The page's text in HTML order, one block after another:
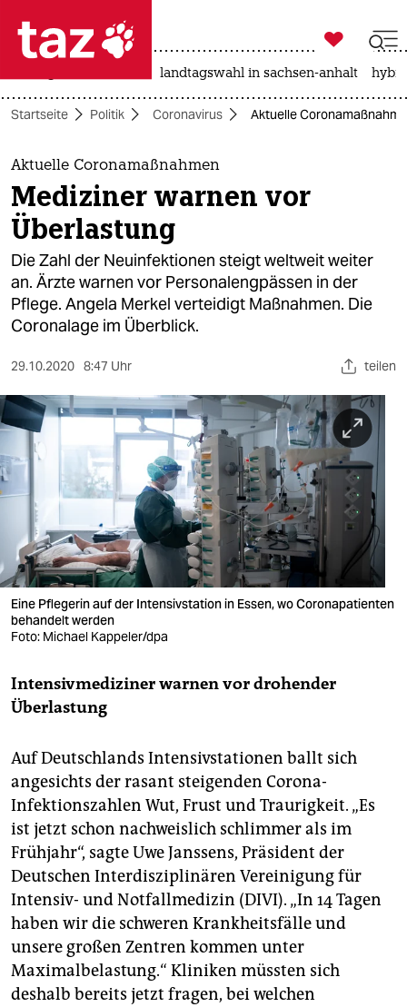
 taz zahl ich
taz zahl ich
themen
politik
öko
gesellschaft
kultur
sport
berlin
nord
wahrheit
verlag
verlag
veranstaltungen
shop
fragen & hilfe
unterstützen
abo
genossenschaft
epaper login

taz zahl ich
landtagswahl in sachsen-anhalt
Startseite Politik Coronavirus Aktuelle
Aktuelle Coronamaßnahmen
Mediziner warnen vor
Überlastung
Die Zahl der Neuinfektionen steigt weltweit weiter
an. Ärzte warnen vor Personalengpässen in der
Pflege. Angela Merkel verteidigt Maßnahmen. Die
Coronalage im Überblick.
29.10.2020 8:47 Uhr teilen
Eine Pflegerin auf der Intensivstation in Essen, wo Coronapatienten
behandelt werden
Foto: Michael Kappeler/dpa
Intensivmediziner warnen vor drohender
Überlastung
Auf Deutschlands Intensivstationen ballt sich
angesichts der rasant steigenden Corona-
Infektionszahlen Wut, Frust und Traurigkeit. „Es
ist jetzt schon nachweislich schlimmer als im
Frühjahr“, sagte Uwe Janssens, Präsident der
Deutschen Interdisziplinären Vereinigung für
Intensiv- und Notfallmedizin (DIVI). „In 14 Tagen
haben wir die schweren Krankheitsfälle und
unsere großen Zentren kommen unter
Maximalbelastung.“ Kliniken müssten sich
deshalb bereits jetzt fragen, bei welchen